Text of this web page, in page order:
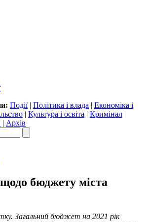
Події| Політика і влада | Економіка і
| Культура і освіта | Кримінал |
| Архів
бюджету міста
Загальний бюджет на 2021 рік